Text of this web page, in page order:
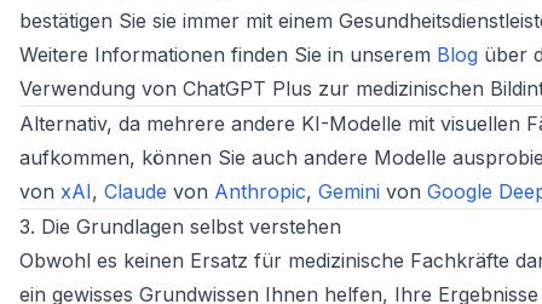
bestätigen Sie sie immer mit einem
Weitere Informationen finden Sie in unserem Blog über
Verwendung von ChatGPT Plus zur medizinischen
Alternativ, da mehrere andere KI-Modelle mit visuellen
aufkommen, können Sie auch andere Modelle
von xAI, Claude von Anthropic, Gemini von Google
3. Die Grundlagen selbst verstehen
Obwohl es keinen Ersatz für medizinische Fachkräfte
ein gewisses Grundwissen Ihnen helfen, Ihre